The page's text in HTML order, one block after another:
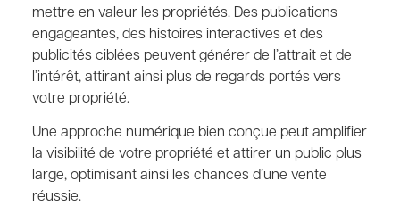
mettre en valeur les propriétés. Des publications
engageantes, des histoires interactives et des
publicités ciblées peuvent générer de l’attrait et de
l’intérêt, attirant ainsi plus de regards portés vers
votre propriété.
Une approche numérique bien conçue peut amplifier
la visibilité de votre propriété et attirer un public plus
large, optimisant ainsi les chances d’une vente
réussie.